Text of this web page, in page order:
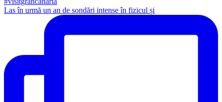
Las în urmă un an de sondări intense în fizicul și